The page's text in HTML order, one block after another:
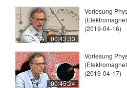
00:43:33
Vorlesung
(2019-04-16)
00:45:24
Vorlesung
(2019-04-17)